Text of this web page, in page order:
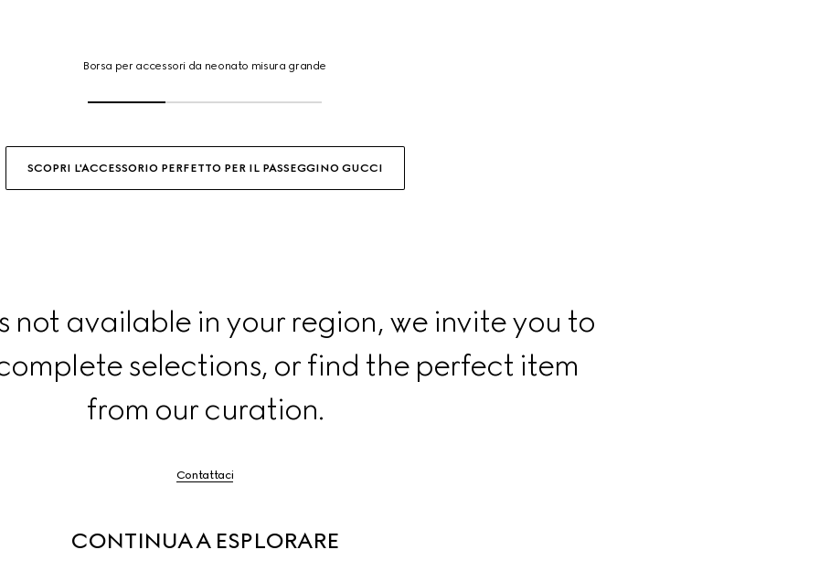
accessori
neonato
o
tocca
Borsa per accessori da neonato misura grande
SCOPRI L'ACCESSORIO PERFETTO PER IL PASSEGGINO GUCCI
not available in your region, we invite you to
selections, or find the perfect item
from our curation.
Contattaci
CONTINUA A ESPLORARE